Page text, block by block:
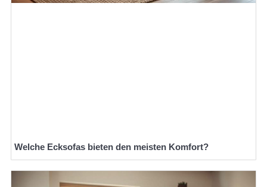
Welche Ecksofas bieten den meisten Komfort?